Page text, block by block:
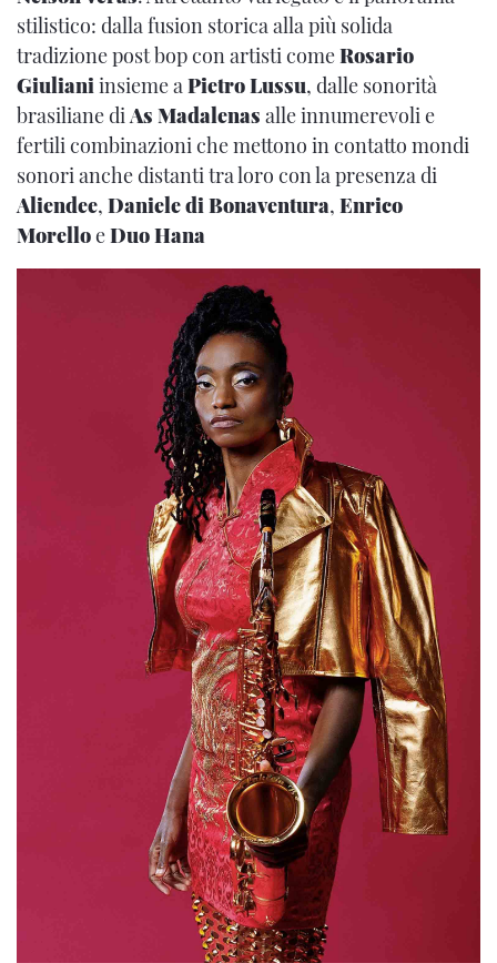
stilistico: dalla fusion storica alla più solida
tradizione post bop con artisti comeRosario
Giulianiinsieme aPietro Lussu, dalle sonorità
brasiliane diAs Madalenas alle innumerevoli e
fertili combinazioni che mettono in contatto mondi
sonori anche distanti tra loro con la presenza di
Aliendee, Daniele di Bonaventura, Enrico
MorelloeDuo Hana